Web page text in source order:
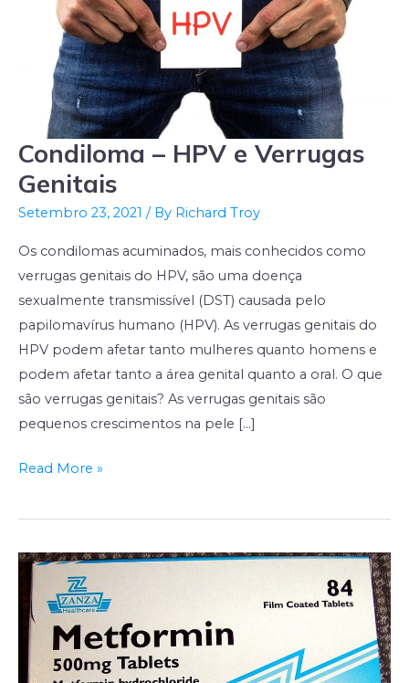
Condiloma – HPV e Verrugas
Genitais
Setembro 23, 2021 / By Richard Troy
Os condilomas acuminados, mais conhecidos como
verrugas genitais do HPV, são uma doença
sexualmente transmissível (DST) causada pelo
papilomavírus humano (HPV). As verrugas genitais do
HPV podem afetar tanto mulheres quanto homens e
podem afetar tanto a área genital quanto a oral. O que
são verrugas genitais? As verrugas genitais são
pequenos crescimentos na pele […]
Condiloma
–
Verrugas
Genitais
Read More »